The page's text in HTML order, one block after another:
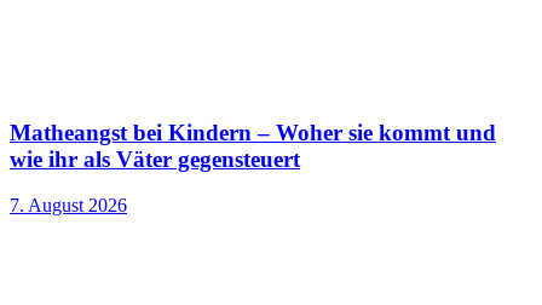
Matheangst bei Kindern – Woher sie kommt und
wie ihr als Väter gegensteuert
7. August 2026